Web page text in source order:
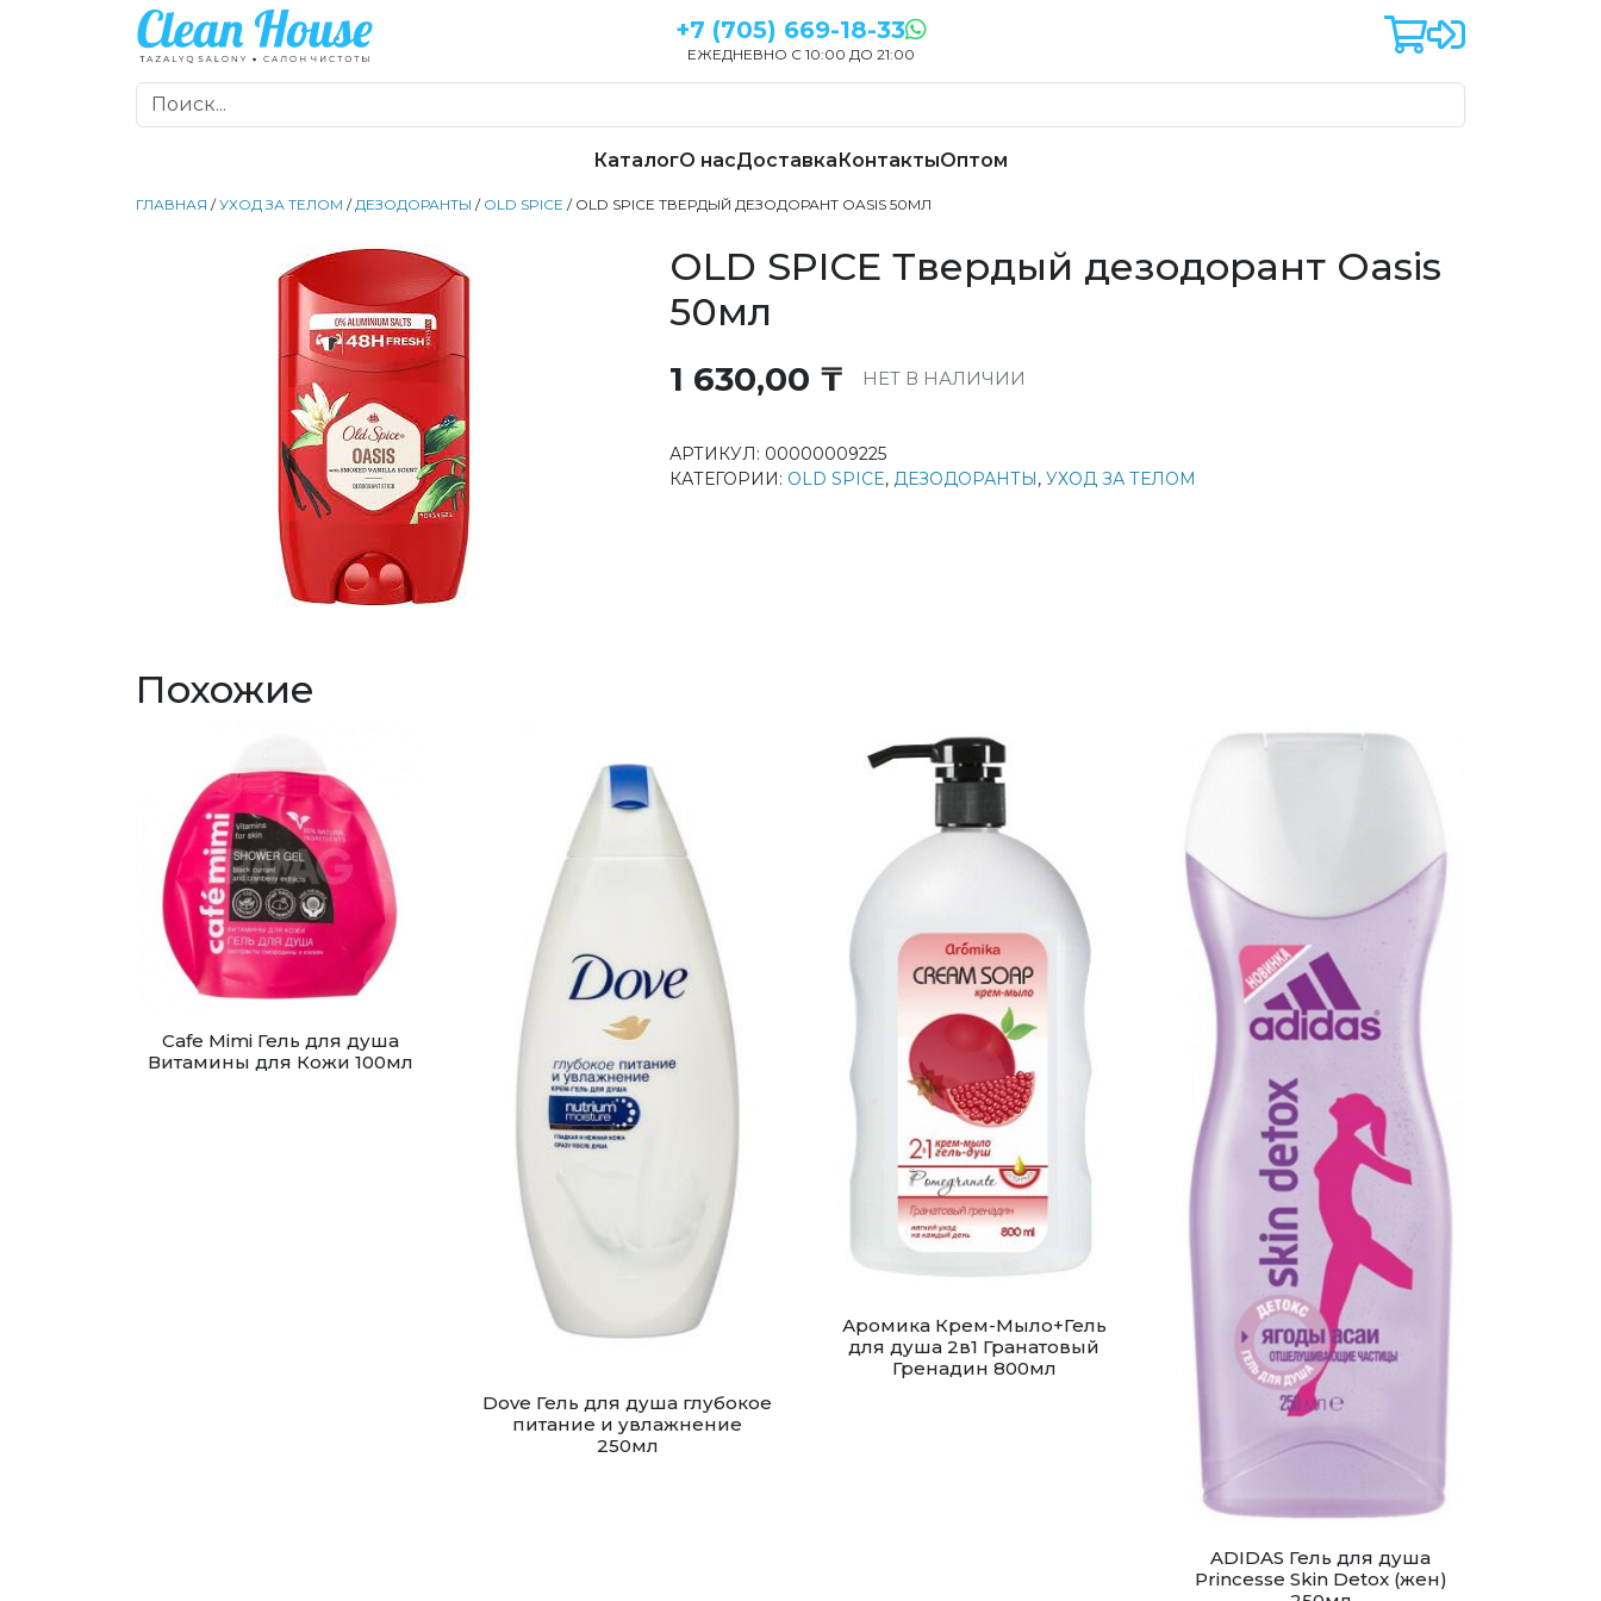
+7 (705) 669-18-33
ЕЖЕДНЕВНО С 10:00 ДО 21:00
КаталогО насДоставкаКонтактыОптом
ГЛАВНАЯ /УХОД ЗА ТЕЛОМ /ДЕЗОДОРАНТЫ / OLD SPICE / OLD SPICE ТВЕРДЫЙ ДЕЗОДОРАНТ OASIS 50МЛ
OLD SPICE Твердый дезодорант Oasis
50мл
1 630,00 ₸ НЕТ В НАЛИЧИИ
АРТИКУЛ: 00000009225
КАТЕГОРИИ: OLD SPICE, ДЕЗОДОРАНТЫ, УХОД ЗА ТЕЛОМ
Похожие
Cafe Mimi Гель для душа
Витамины для Кожи 100мл
Dove Гель для душа глубокое
питание и увлажнение
250мл
Аромика Крем-Мыло+Гель
для душа 2в1 Гранатовый
Гренадин 800мл
ADIDAS Гель для душа
Princesse Skin Detox (жен)